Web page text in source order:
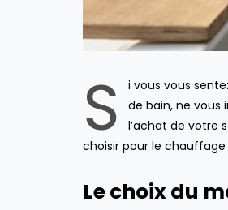
S
i vous vous
de bain, ne vous
l’achat de votre
choisir pour le
Le choix du